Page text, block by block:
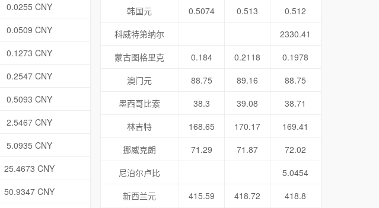
0.0255 CNY
0.0509 CNY
0.1273 CNY
0.2547 CNY
0.5093 CNY
2.5467 CNY
5.0935 CNY
25.4673 CNY
50.9347 CNY
韩国元
0.5074 0.513
0.512
科威特第纳尔
2330.41
蒙古图格里克
0.184 0.2118
0.1978
澳门元
88.75 89.16
88.75
墨西哥比索
38.3 39.08
38.71
林吉特
168.65 170.17
169.41
挪威克朗
71.29 71.87
72.02
尼泊尔卢比
5.0454
新西兰元
415.59 418.72
418.8